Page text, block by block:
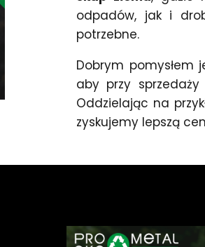
odpadów, jak i
potrzebne.
Dobrym
aby przy sprzedaży
Oddzielając na
zyskujemy lepszą